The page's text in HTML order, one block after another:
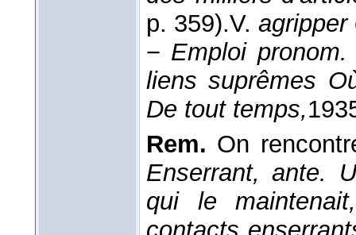
p. 359).V. agripper
− Emploi pronom.
liens suprêmes
De tout temps,
Rem. On
Enserrant, ante.
qui le